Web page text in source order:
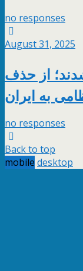
no responses
August 31, 2025
از حذف
به ایران
no responses
Back to top
mobile desktop